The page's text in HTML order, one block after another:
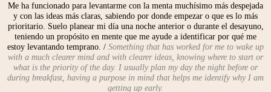
Me ha funcionado para levantarme con la menta muchísimo más despejada
y con las ideas más claras, sabiendo por donde empezar o que es lo más
prioritario. Suelo planear mi día una noche anterior o durante el desayuno,
teniendo un propósito en mente que me ayude a identificar por qué me
estoy levantando temprano. / Something that has worked for me to wake up
with a much clearer mind and with clearer ideas, knowing where to start or
what is the priority of the day. I usually plan my day the night before or
during breakfast, having a purpose in mind that helps me identify why I am
getting up early.